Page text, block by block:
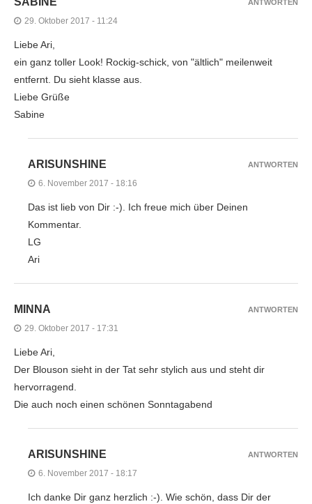
29. Oktober 2017 - 11:24
Liebe Ari,
ein ganz toller Look! Rockig-schick, von "ältlich" meilenweit
entfernt. Du sieht klasse aus.
Liebe Grüße
Sabine
ANTWORTEN
ARISUNSHINE
6. November 2017 - 18:16
Das ist lieb von Dir :-). Ich freue mich über Deinen
Kommentar.
LG
Ari
ANTWORTEN
MINNA
29. Oktober 2017 - 17:31
Liebe Ari,
Der Blouson sieht in der Tat sehr stylich aus und steht dir
hervorragend.
Die auch noch einen schönen Sonntagabend
ANTWORTEN
ARISUNSHINE
6. November 2017 - 18:17
Ich danke Dir ganz herzlich :-). Wie schön, dass Dir der
ANTWORTEN